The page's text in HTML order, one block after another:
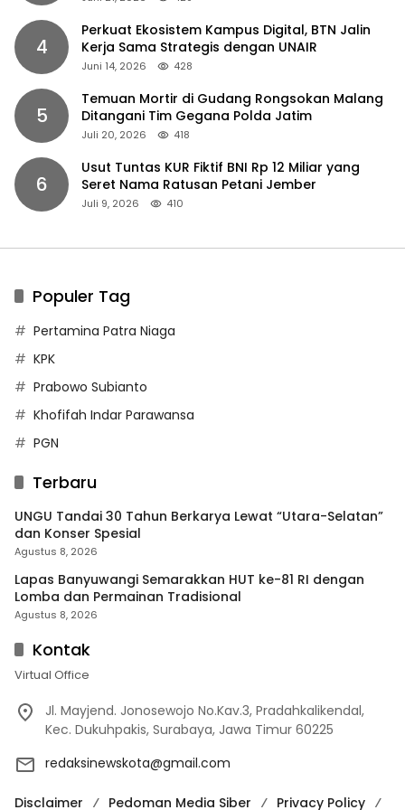
4
Perkuat Ekosistem Kampus Digital, BTN Jalin
Kerja Sama Strategis dengan UNAIR
Juni 14, 2026 428
5
Temuan Mortir di Gudang Rongsokan Malang
Ditangani Tim Gegana Polda Jatim
Juli 20, 2026 418
6
Usut Tuntas KUR Fiktif BNI Rp 12 Miliar yang
Seret Nama Ratusan Petani Jember
Juli 9, 2026 410
Populer Tag
Pertamina Patra Niaga
KPK
Prabowo Subianto
Khofifah Indar Parawansa
PGN
Terbaru
UNGU Tandai 30 Tahun Berkarya Lewat “Utara-Selatan”
dan Konser Spesial
Agustus 8, 2026
Lapas Banyuwangi Semarakkan HUT ke-81 RI dengan
Lomba dan Permainan Tradisional
Agustus 8, 2026
Kontak
Virtual Office
Jl. Mayjend. Jonosewojo No.Kav.3, Pradahkalikendal,
Kec. Dukuhpakis, Surabaya, Jawa Timur 60225
redaksinewskota@gmail.com
Disclaimer Pedoman Media Siber Privacy Policy